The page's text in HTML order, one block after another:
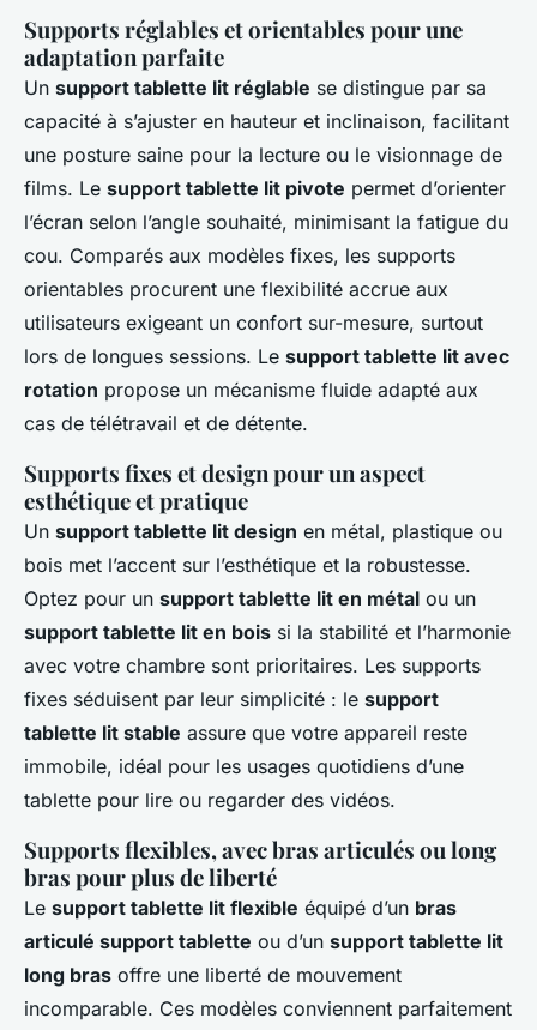
Supports réglables et orientables pour une
adaptation parfaite
Un support tablette lit réglable se distingue par sa
capacité à s’ajuster en hauteur et inclinaison, facilitant
une posture saine pour la lecture ou le visionnage de
films. Le support tablette lit pivote permet d’orienter
l’écran selon l’angle souhaité, minimisant la fatigue du
cou. Comparés aux modèles fixes, les supports
orientables procurent une flexibilité accrue aux
utilisateurs exigeant un confort sur-mesure, surtout
lors de longues sessions. Le support tablette lit avec
rotation propose un mécanisme fluide adapté aux
cas de télétravail et de détente.
Supports fixes et design pour un aspect
esthétique et pratique
Un support tablette lit design en métal, plastique ou
bois met l’accent sur l’esthétique et la robustesse.
Optez pour un support tablette lit en métal ou un
support tablette lit en bois si la stabilité et l’harmonie
avec votre chambre sont prioritaires. Les supports
fixes séduisent par leur simplicité : le support
tablette lit stable assure que votre appareil reste
immobile, idéal pour les usages quotidiens d’une
tablette pour lire ou regarder des vidéos.
Supports flexibles, avec bras articulés ou long
bras pour plus de liberté
Le support tablette lit flexible équipé d’un bras
articulé support tablette ou d’un support tablette lit
long bras offre une liberté de mouvement
incomparable. Ces modèles conviennent parfaitement